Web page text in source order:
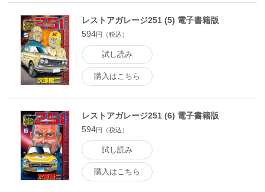
レストアガレージ251 (5) 電子書籍版
594円（税込）
試し読み
購入はこちら
レストアガレージ251 (6) 電子書籍版
594円（税込）
試し読み
購入はこちら